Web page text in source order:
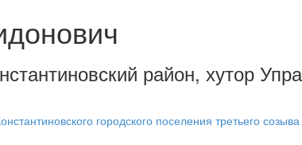
район, хутор
городского поселения третьего